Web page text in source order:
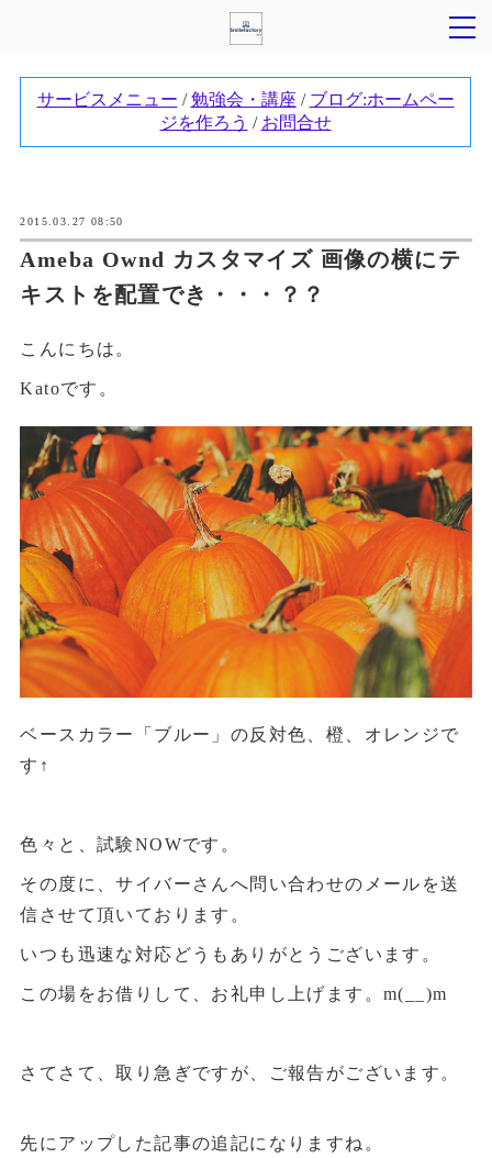
2015.03.27 08:50
Ameba Ownd カスタマイズ 画像の横にテ
キストを配置でき・・・？？
こんにちは。
Katoです。
ベースカラー「ブルー」の反対色、橙、オレンジで
す↑
色々と、試験NOWです。
その度に、サイバーさんへ問い合わせのメールを送
信させて頂いております。
いつも迅速な対応どうもありがとうございます。
この場をお借りして、お礼申し上げます。m(__)m
さてさて、取り急ぎですが、ご報告がございます。
先にアップした記事の追記になりますね。